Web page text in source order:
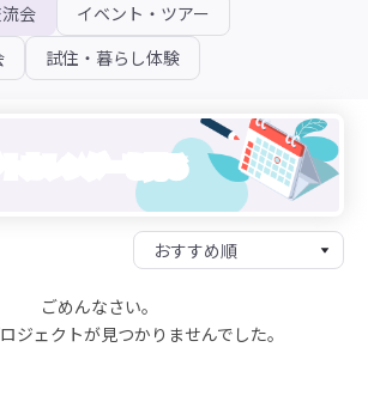
会
イベント・ツアー
試住・暮らし体験
カレンダーを見る
ごめんなさい。
ジェクトが見つかりませんでした。